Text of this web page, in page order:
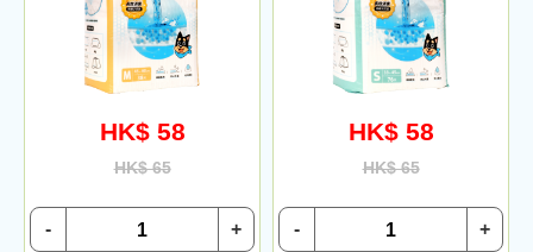
HK$ 58
HK$ 65
+
-
HK$ 58
HK$ 65
+
-